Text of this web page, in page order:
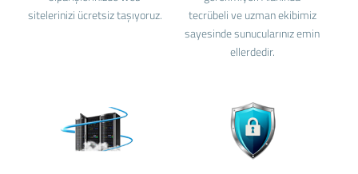
sitelerinizi ücretsiz taşıyoruz.
tecrübeli ve uzman ekibimiz
sayesinde sunucularınız emin
ellerdedir.